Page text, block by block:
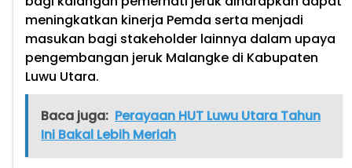
meningkatkan kinerja Pemda serta menjadi
masukan bagi stakeholder lainnya dalam upaya
pengembangan jeruk Malangke di Kabupaten
Luwu Utara.
Baca juga: Perayaan HUT Luwu Utara Tahun
Ini Bakal Lebih Meriah